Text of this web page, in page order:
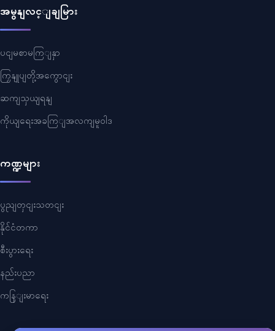
အမွနျလင့ျချမြား
ပငျမစာမကြျနှာ
ကြှနျုပျတို့အကွောငျး
ဆကျသှယျရနျ
ကိုယျရေးအခကြျအလကျမူဝါဒ
ကဏ္ဍများ
ပွညျတှငျးသတငျး
နိုင်ငံတကာ
စီးပွားရေး
နည်းပညာ
ကနြျးမာရေး